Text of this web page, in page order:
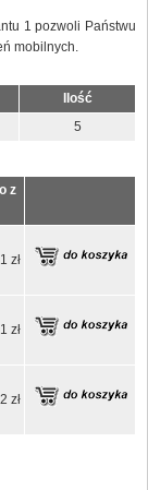
1 pozwoli Państwu
mobilnych.
Ilość
5
z
zł
zł
zł